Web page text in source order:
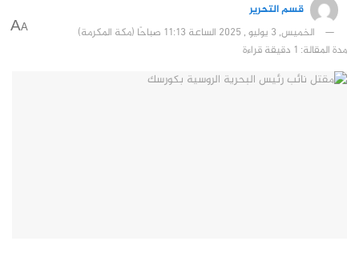
قسم التحرير
الخميس, 3 يوليو , 2025 الساعة 11:13 صباحًا (مكة المكرمة)
مدة المقالة: 1 دقيقة قراءة
A
A